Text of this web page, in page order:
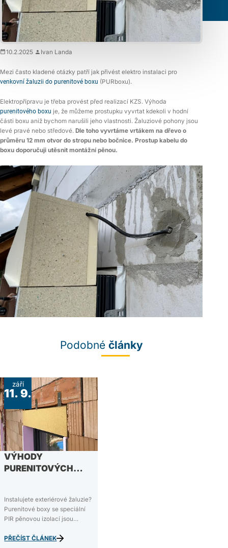
10.2.2025 Ivan Landa
Mezi často kladené otázky patří jak přivést elektro instalaci pro
venkovní žaluzii do purenitové boxu (PURboxu).
Elektropřípravu je třeba provést před realizací KZS. Výhoda
purenitového boxu je, že můžeme prostupku vyvrtat kdekoli v hodní
části boxu aniž bychom narušili jeho vlastnosti. Žaluziové pohony jsou
levé pravé nebo středové. Dle toho vyvrtáme vrtákem na dřevo o
průměru 12 mm otvor do stropu nebo bočnice. Prostup kabelu do
boxu doporučuji utěsnit montážní pěnou.
Podobné články
září
11. 9.
VÝHODY
PURENITOVÝCH
Instalujete exteriérové žaluzie?
Purenitové boxy se speciální
PIR pěnovou izolací jsou
řešením, kterým se šetří čas,
PŘEČÍST ČLÁNEK